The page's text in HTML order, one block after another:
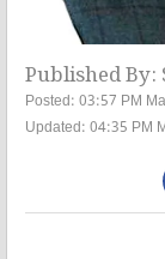
Published
Posted: 03:57 PM
Updated: 04:35 PM